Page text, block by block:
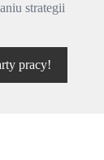
strategii
pracy!